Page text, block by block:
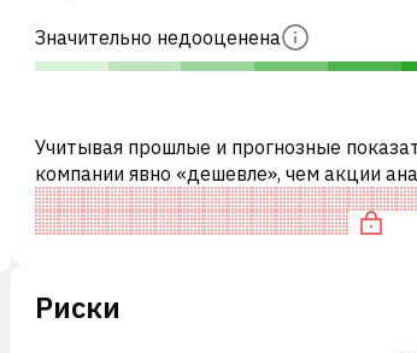
Значительно недооценена
Учитывая прошлые и прогнозные
компании явно «дешевле», чем акции
компаний. В частности, акция компании
EV/EBITDA и недооценена
Риски